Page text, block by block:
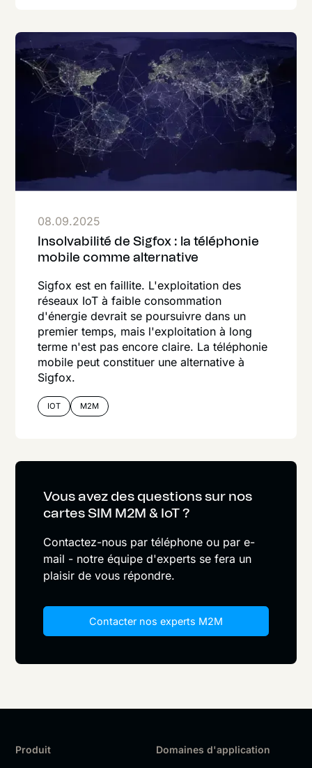
08.09.2025
Insolvabilité de Sigfox : la téléphonie
mobile comme alternative
Sigfox est en faillite. L'exploitation des
réseaux IoT à faible consommation
d'énergie devrait se poursuivre dans un
premier temps, mais l'exploitation à long
terme n'est pas encore claire. La téléphonie
mobile peut constituer une alternative à
Sigfox.
IOT M2M
Vous avez des questions sur nos
cartes SIM M2M & IoT ?
Contactez-nous par téléphone ou par e-
mail - notre équipe d'experts se fera un
plaisir de vous répondre.
Contacter nos experts M2M
Produit Domaines d'application